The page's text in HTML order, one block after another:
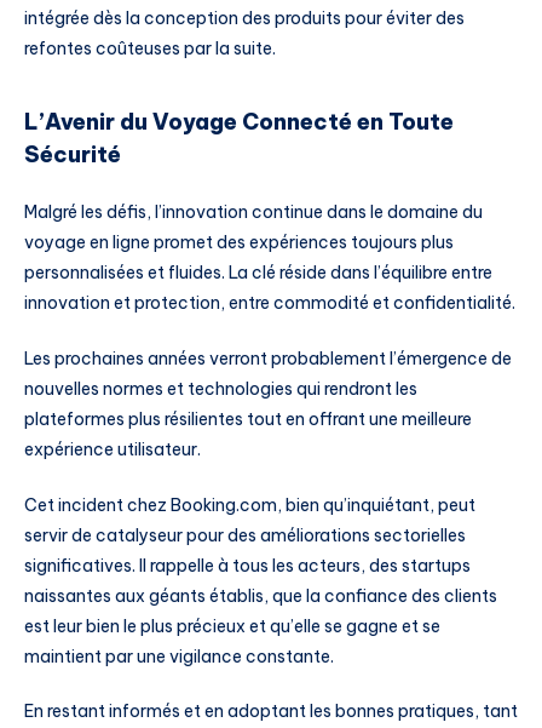
intégrée dès la conception des produits pour éviter des
refontes coûteuses par la suite.
L’Avenir du Voyage Connecté en Toute
Sécurité
Malgré les défis, l’innovation continue dans le domaine du
voyage en ligne promet des expériences toujours plus
personnalisées et fluides. La clé réside dans l’équilibre entre
innovation et protection, entre commodité et confidentialité.
Les prochaines années verront probablement l’émergence de
nouvelles normes et technologies qui rendront les
plateformes plus résilientes tout en offrant une meilleure
expérience utilisateur.
Cet incident chez Booking.com, bien qu’inquiétant, peut
servir de catalyseur pour des améliorations sectorielles
significatives. Il rappelle à tous les acteurs, des startups
naissantes aux géants établis, que la confiance des clients
est leur bien le plus précieux et qu’elle se gagne et se
maintient par une vigilance constante.
En restant informés et en adoptant les bonnes pratiques, tant